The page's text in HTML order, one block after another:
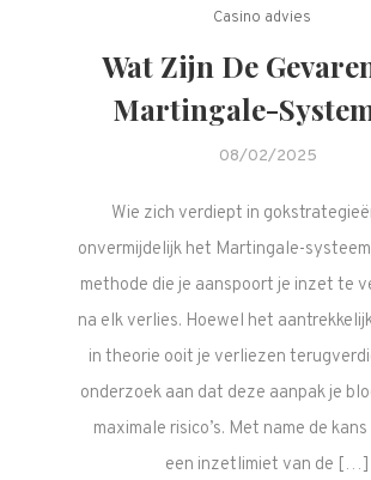
Casino advies
Wat Zijn De
Martingale-
08/02/2025
Wie zich verdiept in
onvermijdelijk het Martingale-
methode die je aanspoort je inzet te
na elk verlies. Hoewel het
in theorie ooit je verliezen
onderzoek aan dat deze aanpak je
maximale risico’s. Met name de
een inzetlimiet van de […]